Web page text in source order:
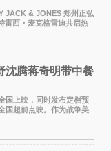
& JONES 郑州正弘
雷西・麦克格雷迪共启热
，
全国首店，于郑
传奇球星
沈腾蒋奇明带中餐
上映，同时发布定档预
国超前点映。作为战争美